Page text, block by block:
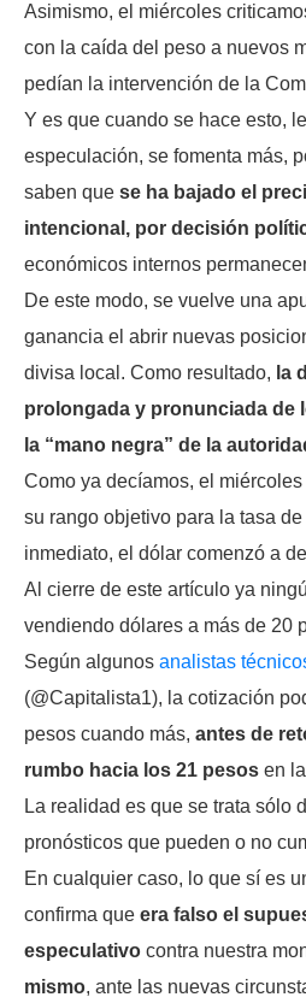
Asimismo, el miércoles
con la caída del peso a nuevos
pedían la intervención de la
Y es que cuando se hace esto,
especulación, se fomenta más,
saben que se ha bajado el
intencional, por decisión
económicos internos
De este modo, se vuelve una
ganancia el abrir nuevas
divisa local. Como resultado, la
prolongada y pronunciada de
la “mano negra” de la
Como ya decíamos, el
su rango objetivo para la tasa
inmediato, el dólar comenzó a
Al cierre de este artículo ya
vendiendo dólares a más de 20
Según algunos analistas
(@Capitalista1), la cotización
pesos cuando más, antes de
rumbo hacia los 21 pesos en
La realidad es que se trata sólo
pronósticos que pueden o no
En cualquier caso, lo que sí es
confirma que era falso el
especulativo contra nuestra
mismo, ante las nuevas